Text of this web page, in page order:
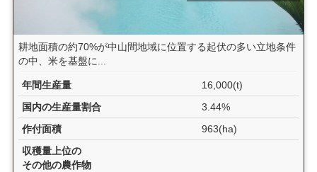
耕地面積の約70%が中山間地域に位置する起伏の多い立地条件
の中、米を基盤に...
年間生産量
16,000(t)
国内の生産量割合
3.44%
作付面積
963(ha)
収穫量上位の
その他の農作物